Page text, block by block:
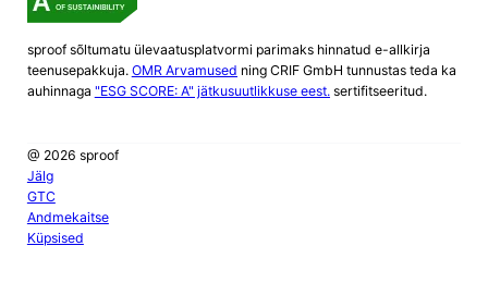
sproof sõltumatu ülevaatusplatvormi parimaks hinnatud e-allkirja
teenusepakkuja. OMR Arvamused ning CRIF GmbH tunnustas teda ka
auhinnaga "ESG SCORE: A" jätkusuutlikkuse eest.sertifitseeritud.
@ 2026 sproof
Jälg
GTC
Andmekaitse
Küpsised